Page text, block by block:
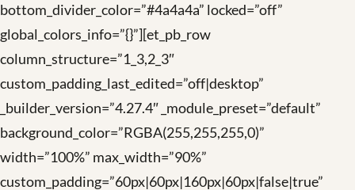
bottom_divider_color=”#4a4a4a” locked=”off”
global_colors_info=”{}”][et_pb_row
column_structure=”1_3,2_3″
custom_padding_last_edited=”off|desktop”
_builder_version=”4.27.4″ _module_preset=”default”
background_color=”RGBA(255,255,255,0)”
width=”100%” max_width=”90%”
custom_padding=”60px|60px|160px|60px|false|true”